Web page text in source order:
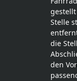
Stelle
die
den